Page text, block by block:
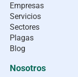
Empresas
Servicios
Sectores
Plagas
Blog
Nosotros